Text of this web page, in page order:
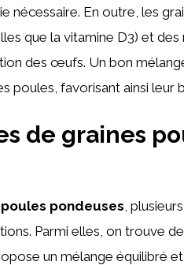
nécessaire. En outre, les
que la vitamine D3) et
des œufs. Un bon
poules, favorisant ainsi leur
de graines
pondeuses ,
Parmi elles, on trouve
un mélange équilibré